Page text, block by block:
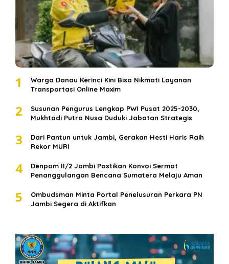
1
Warga Danau Kerinci Kini Bisa Nikmati Layanan
Transportasi Online Maxim
2
Susunan Pengurus Lengkap PWI Pusat 2025-2030,
Mukhtadi Putra Nusa Duduki Jabatan Strategis
3
Dari Pantun untuk Jambi, Gerakan Hesti Haris Raih
Rekor MURI
4
Denpom II/2 Jambi Pastikan Konvoi Sermat
Penanggulangan Bencana Sumatera Melaju Aman
5
Ombudsman Minta Portal Penelusuran Perkara PN
Jambi Segera di Aktifkan